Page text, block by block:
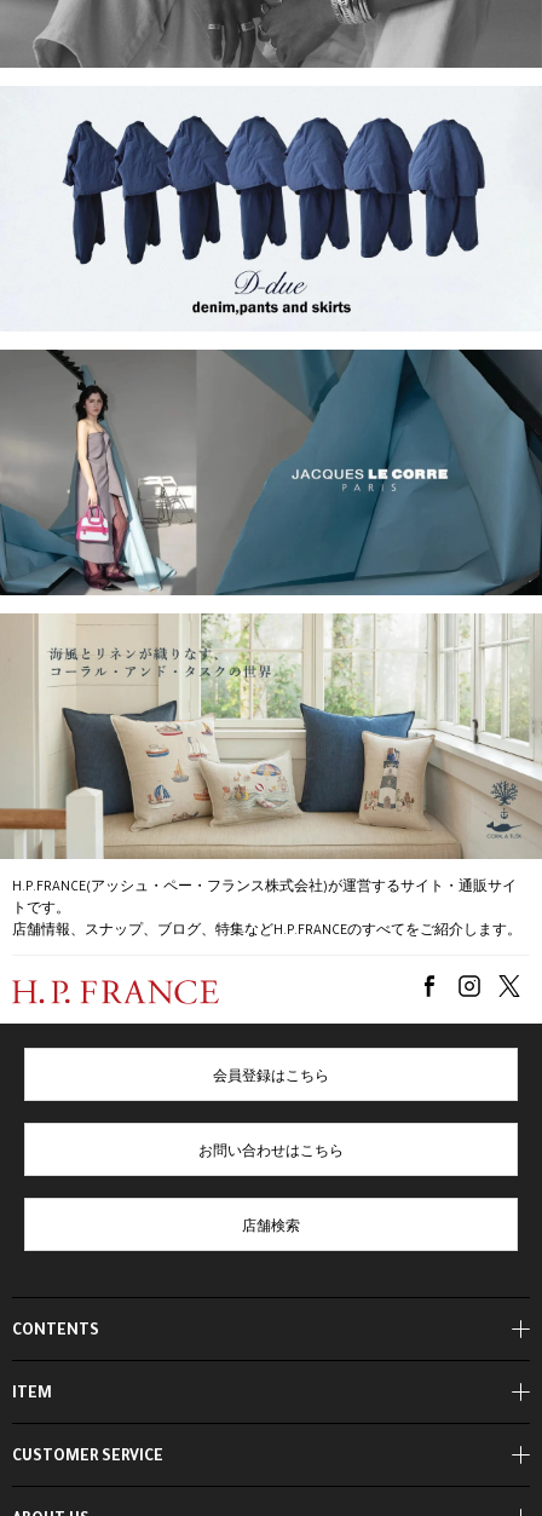
H.P.FRANCE(アッシュ・ペー・フランス株式会社)が運営するサイト・通販サイ
トです。
店舗情報、スナップ、ブログ、特集などH.P.FRANCEのすべてをご紹介します。
CONTENTS
ITEM
会員登録はこちら
お問い合わせはこちら
店舗検索
CUSTOMER SERVICE